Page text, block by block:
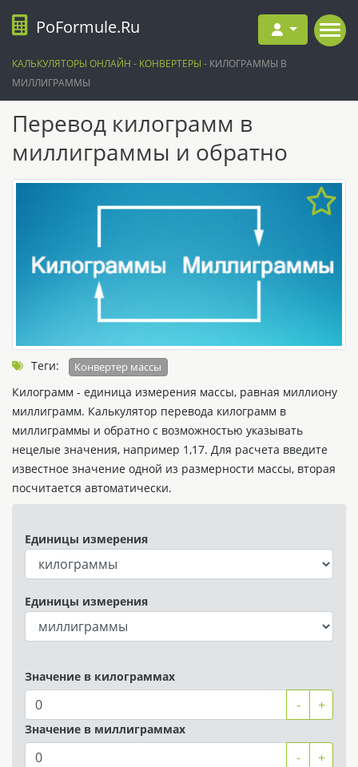
PoFormule.Ru
КАЛЬКУЛЯТОРЫ ОНЛАЙН - КОНВЕРТЕРЫ - КИЛОГРАММЫ В
МИЛЛИГРАММЫ
Перевод килограмм в
миллиграммы и обратно
Теги: Конвертер массы
Килограмм - единица измерения массы, равная миллиону
миллиграмм. Калькулятор перевода килограмм в
миллиграммы и обратно с возможностью указывать
нецелые значения, например 1,17. Для расчета введите
известное значение одной из размерности массы, вторая
посчитается автоматически.
Единицы измерения
Единицы измерения
Значение в килограммах
- +
Значение в миллиграммах
- +